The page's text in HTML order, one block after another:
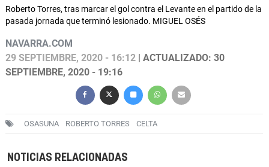
Roberto Torres, tras marcar el gol contra el Levante en el partido de la
pasada jornada que terminó lesionado. MIGUEL OSÉS
NAVARRA.COM
29 SEPTIEMBRE, 2020 - 16:12 | ACTUALIZADO: 30
SEPTIEMBRE, 2020 - 19:16
OSASUNA ROBERTO TORRES CELTA
NOTICIAS RELACIONADAS